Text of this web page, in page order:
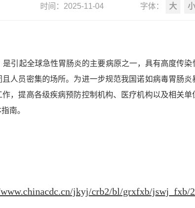
时间： 2025-11-04 字体： 大 小
是引起全球急性胃肠炎的主要病原之一，具有高度传染
人员密集的场所。为进一步规范我国诺如病毒胃肠炎
，提高各级疾病预防控制机构、医疗机构以及相关单
南。
jkyj/crb2/bl/grxfxb/jswj_fxb/